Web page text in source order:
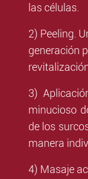
las células.
2) Peeling.
generación
3)
minucioso
de los
manera
4) Masaje